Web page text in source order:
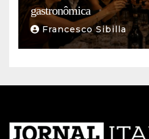
gastronômica
Francesco Sibilla